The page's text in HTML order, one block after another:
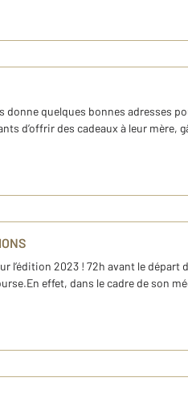
quelques bonnes adresses
d’offrir des cadeaux à leur
2023 ! 72h avant le départ
effet, dans le cadre de son